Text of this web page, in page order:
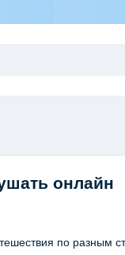
онлайн
по разным